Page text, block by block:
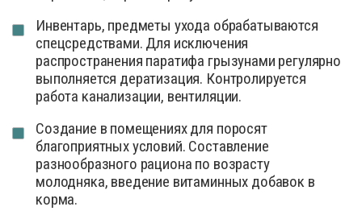
Инвентарь, предметы ухода обрабатываются
спецсредствами. Для исключения
распространения паратифа грызунами регулярно
выполняется дератизация. Контролируется
работа канализации, вентиляции.
Создание в помещениях для поросят
благоприятных условий. Составление
разнообразного рациона по возрасту
молодняка, введение витаминных добавок в
корма.